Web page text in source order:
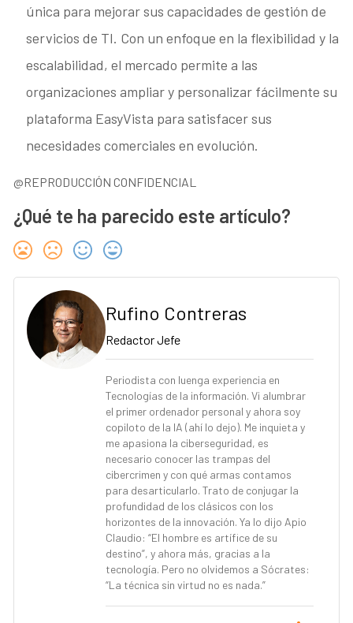
única para mejorar sus capacidades de gestión de
servicios de TI. Con un enfoque en la flexibilidad y la
escalabilidad, el mercado permite a las
organizaciones ampliar y personalizar fácilmente su
plataforma EasyVista para satisfacer sus
necesidades comerciales en evolución.
@REPRODUCCIÓN CONFIDENCIAL
¿Qué te ha parecido este artículo?
Rufino Contreras
Redactor Jefe
Periodista con luenga experiencia en
Tecnologías de la información. Vi alumbrar
el primer ordenador personal y ahora soy
copiloto de la IA (ahí lo dejo). Me inquieta y
me apasiona la ciberseguridad, es
necesario conocer las trampas del
cibercrimen y con qué armas contamos
para desarticularlo. Trato de conjugar la
profundidad de los clásicos con los
horizontes de la innovación. Ya lo dijo Apio
Claudio: “El hombre es artífice de su
destino”, y ahora más, gracias a la
tecnología. Pero no olvidemos a Sócrates:
“La técnica sin virtud no es nada.”